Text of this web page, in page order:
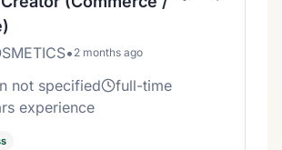
• 2 months ago
not specified
full-time
experience